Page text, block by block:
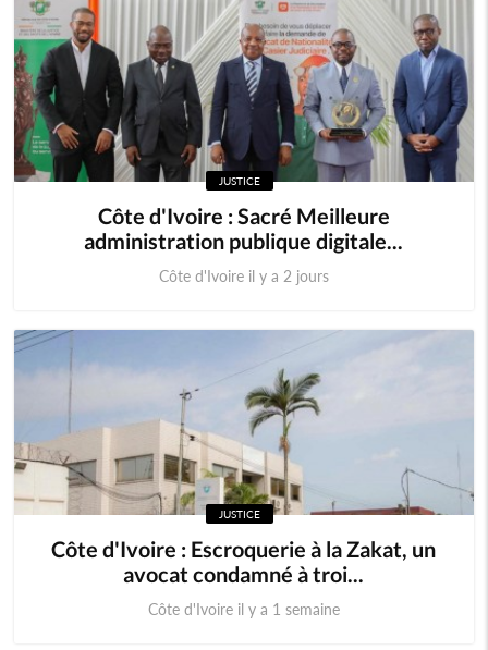
Sénégal Bénin
Afrique du Sud Angola
Botswana Burundi
Cameroun Cap-Vert
Congo (RDC)
Ethiopie Gambie
Ghana Guinée
Guinée Bissau Guinnée Equatorial
Madagascar
JUSTICE
Côte d'Ivoire : Sacré Meilleure
administration publique digitale...
Côte d'Ivoire il y a 2 jours
JUSTICE
Côte d'Ivoire : Escroquerie à la Zakat, un
avocat condamné à troi...
Côte d'Ivoire il y a 1 semaine